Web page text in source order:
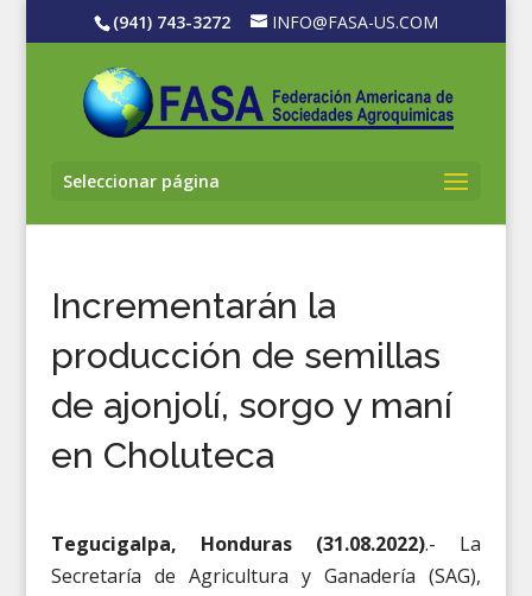
(941) 743-3272 INFO@FASA-US.COM
Seleccionar página
Incrementarán la
producción de semillas
de ajonjolí, sorgo y maní
en Choluteca
Tegucigalpa, Honduras (31.08.2022).- La
Secretaría de Agricultura y Ganadería (SAG),